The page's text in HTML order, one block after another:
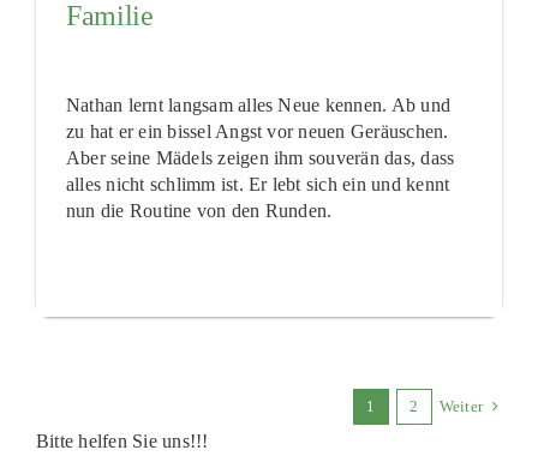
Familie
Nathan lernt langsam alles Neue kennen. Ab und
zu hat er ein bissel Angst vor neuen Geräuschen.
Aber seine Mädels zeigen ihm souverän das, dass
alles nicht schlimm ist. Er lebt sich ein und kennt
nun die Routine von den Runden.
1 2 Weiter
Bitte helfen Sie uns!!!